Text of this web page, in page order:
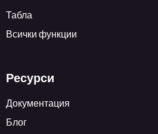
Табла
Всички функции
Ресурси
Документация
Блог